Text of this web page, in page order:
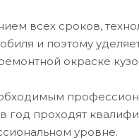
всех сроков,
и поэтому
окраске
год проходят
уровне.